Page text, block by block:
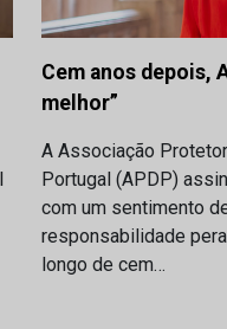
Cem anos depois,
melhor”
A Associação
Portugal (APDP)
com um sentimento
responsabilidade
longo de cem…